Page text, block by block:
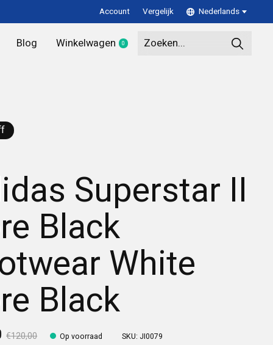
Account Vergelijk Nederlands
Blog Winkelwagen 0items
Superstar II
Black
White
Black
€120,00 Op voorraad SKU: JI0079